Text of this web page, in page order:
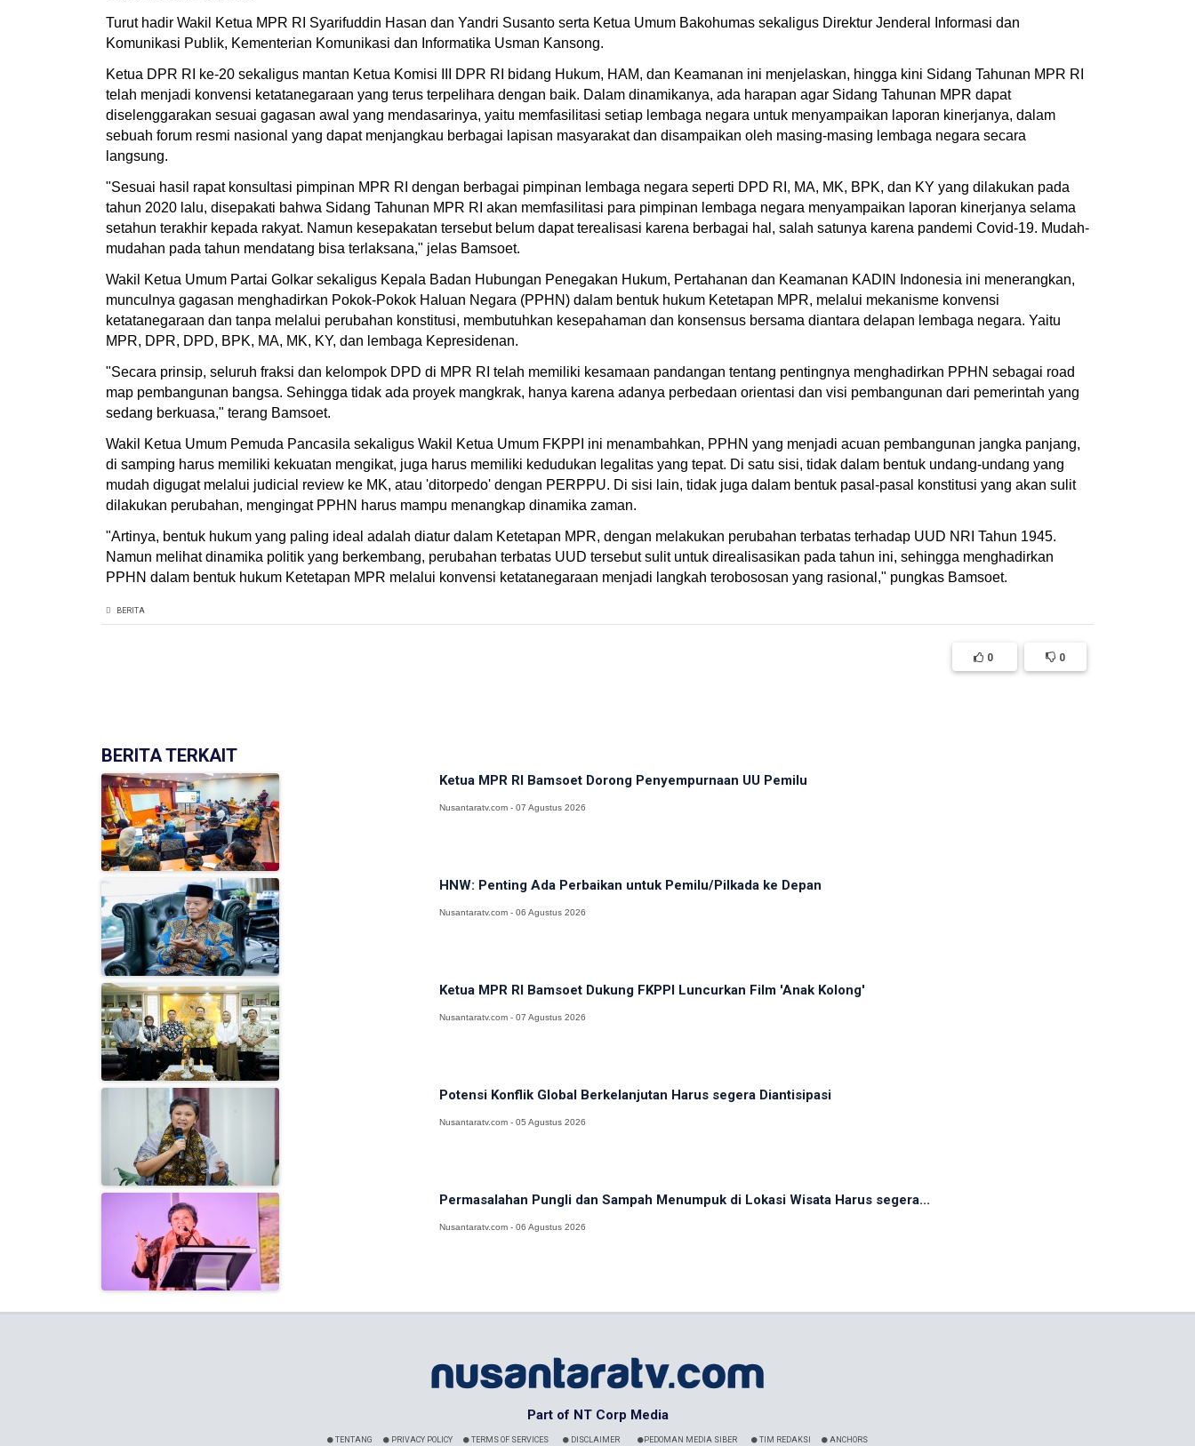
Turut hadir Wakil Ketua MPR RI Syarifuddin Hasan dan Yandri Susanto serta Ketua Umum Bakohumas sekaligus Direktur Jenderal Informasi dan
Komunikasi Publik, Kementerian Komunikasi dan Informatika Usman Kansong.
Ketua DPR RI ke-20 sekaligus mantan Ketua Komisi III DPR RI bidang Hukum, HAM, dan Keamanan ini menjelaskan, hingga kini Sidang Tahunan MPR RI
telah menjadi konvensi ketatanegaraan yang terus terpelihara dengan baik. Dalam dinamikanya, ada harapan agar Sidang Tahunan MPR dapat
diselenggarakan sesuai gagasan awal yang mendasarinya, yaitu memfasilitasi setiap lembaga negara untuk menyampaikan laporan kinerjanya, dalam
sebuah forum resmi nasional yang dapat menjangkau berbagai lapisan masyarakat dan disampaikan oleh masing-masing lembaga negara secara
langsung.
"Sesuai hasil rapat konsultasi pimpinan MPR RI dengan berbagai pimpinan lembaga negara seperti DPD RI, MA, MK, BPK, dan KY yang dilakukan pada
tahun 2020 lalu, disepakati bahwa Sidang Tahunan MPR RI akan memfasilitasi para pimpinan lembaga negara menyampaikan laporan kinerjanya selama
setahun terakhir kepada rakyat. Namun kesepakatan tersebut belum dapat terealisasi karena berbagai hal, salah satunya karena pandemi Covid-19. Mudah-
mudahan pada tahun mendatang bisa terlaksana," jelas Bamsoet.
Wakil Ketua Umum Partai Golkar sekaligus Kepala Badan Hubungan Penegakan Hukum, Pertahanan dan Keamanan KADIN Indonesia ini menerangkan,
munculnya gagasan menghadirkan Pokok-Pokok Haluan Negara (PPHN) dalam bentuk hukum Ketetapan MPR, melalui mekanisme konvensi
ketatanegaraan dan tanpa melalui perubahan konstitusi, membutuhkan kesepahaman dan konsensus bersama diantara delapan lembaga negara. Yaitu
MPR, DPR, DPD, BPK, MA, MK, KY, dan lembaga Kepresidenan.
"Secara prinsip, seluruh fraksi dan kelompok DPD di MPR RI telah memiliki kesamaan pandangan tentang pentingnya menghadirkan PPHN sebagai road
map pembangunan bangsa. Sehingga tidak ada proyek mangkrak, hanya karena adanya perbedaan orientasi dan visi pembangunan dari pemerintah yang
sedang berkuasa," terang Bamsoet.
Wakil Ketua Umum Pemuda Pancasila sekaligus Wakil Ketua Umum FKPPI ini menambahkan, PPHN yang menjadi acuan pembangunan jangka panjang,
di samping harus memiliki kekuatan mengikat, juga harus memiliki kedudukan legalitas yang tepat. Di satu sisi, tidak dalam bentuk undang-undang yang
mudah digugat melalui judicial review ke MK, atau 'ditorpedo' dengan PERPPU. Di sisi lain, tidak juga dalam bentuk pasal-pasal konstitusi yang akan sulit
dilakukan perubahan, mengingat PPHN harus mampu menangkap dinamika zaman.
"Artinya, bentuk hukum yang paling ideal adalah diatur dalam Ketetapan MPR, dengan melakukan perubahan terbatas terhadap UUD NRI Tahun 1945.
Namun melihat dinamika politik yang berkembang, perubahan terbatas UUD tersebut sulit untuk direalisasikan pada tahun ini, sehingga menghadirkan
PPHN dalam bentuk hukum Ketetapan MPR melalui konvensi ketatanegaraan menjadi langkah terobososan yang rasional," pungkas Bamsoet.
BERITA
0 0
BERITA TERKAIT
Ketua MPR RI Bamsoet Dorong Penyempurnaan UU Pemilu
Nusantaratv.com - 07 Agustus 2026
HNW: Penting Ada Perbaikan untuk Pemilu/Pilkada ke Depan
Nusantaratv.com - 06 Agustus 2026
Ketua MPR RI Bamsoet Dukung FKPPI Luncurkan Film 'Anak Kolong'
Nusantaratv.com - 07 Agustus 2026
Potensi Konflik Global Berkelanjutan Harus segera Diantisipasi
Nusantaratv.com - 05 Agustus 2026
Permasalahan Pungli dan Sampah Menumpuk di Lokasi Wisata Harus segera...
Nusantaratv.com - 06 Agustus 2026
Part of NT Corp Media
TENTANG PRIVACY POLICY TERMS OF SERVICES DISCLAIMER PEDOMAN MEDIA SIBER TIM REDAKSI ANCHORS